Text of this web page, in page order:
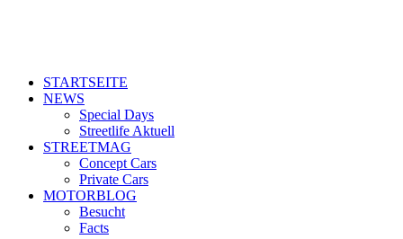
STARTSEITE
NEWS
Special Days
Streetlife Aktuell
STREETMAG
Concept Cars
Private Cars
MOTORBLOG
Besucht
Facts